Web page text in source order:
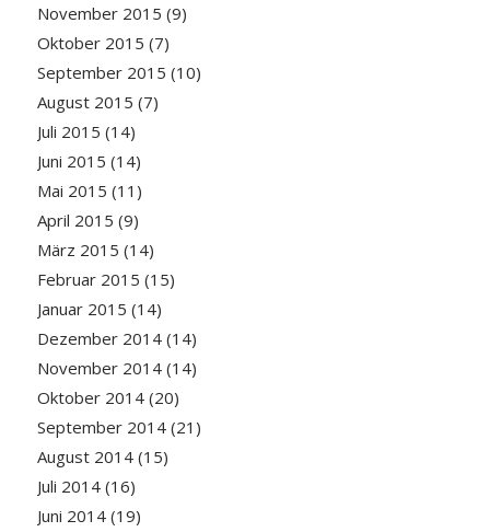
November 2015 (9)
Oktober 2015 (7)
September 2015 (10)
August 2015 (7)
Juli 2015 (14)
Juni 2015 (14)
Mai 2015 (11)
April 2015 (9)
März 2015 (14)
Februar 2015 (15)
Januar 2015 (14)
Dezember 2014(14)
November 2014(14)
Oktober 2014(20)
September 2014(21)
August 2014(15)
Juli 2014(16)
Juni 2014(19)